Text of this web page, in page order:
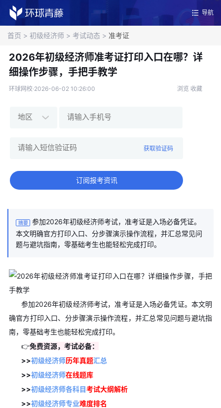
导航
首页 > 初级经济师 > 考试动态 > 准考证
2026年初级经济师准考证打印入口在哪？详
细操作步骤，手把手教学
环球网校·2026-06-02 10:26:00 浏览 收藏
获取验证码
订阅报考资讯
摘要
参加2026年初级经济师考试，准考证是入场必备凭证。
本文明确官方打印入口、分步骤演示操作流程，并汇总常见问
题与避坑指南，零基础考生也能轻松完成打印。
参加2026年初级经济师考试，准考证是入场必备凭证。本文明
确官方打印入口、分步骤演示操作流程，并汇总常见问题与避坑指
南，零基础考生也能轻松完成打印。
👉免费资源，考试必备：
>>初级经济师历年真题汇总
>>初级经济师在线题库
>>初级经济师各科目考试大纲解析
>>初级经济师专业难度排名